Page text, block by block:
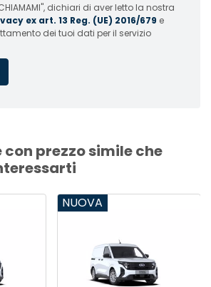
dichiari di aver letto la nostra
ex art. 13 Reg. (UE) 2016/679 e
dei tuoi dati per il servizio
prezzo simile che
NUOVA